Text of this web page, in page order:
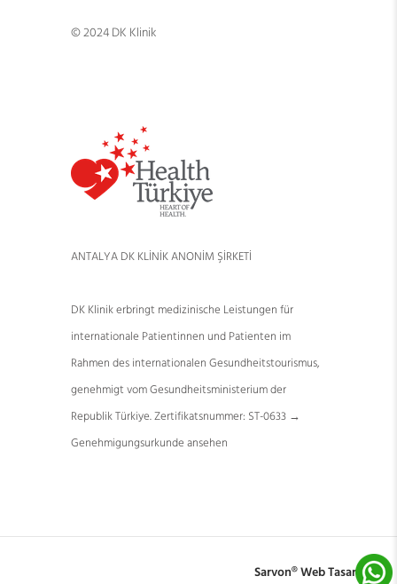
© 2024 DK Klinik
ANTALYA DK KLİNİK ANONİM ŞİRKETİ
DK Klinik erbringt medizinische Leistungen für
internationale Patientinnen und Patienten im
Rahmen des internationalen Gesundheitstourismus,
genehmigt vom Gesundheitsministerium der
Republik Türkiye. Zertifikatsnummer: ST-0633 →
Genehmigungsurkunde ansehen
Sarvon®Web Tasarım